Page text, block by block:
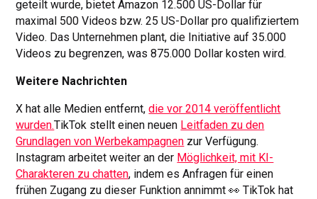
geteilt wurde, bietet Amazon 12.500 US-Dollar für
maximal 500 Videos bzw. 25 US-Dollar pro qualifiziertem
Video. Das Unternehmen plant, die Initiative auf 35.000
Videos zu begrenzen, was 875.000 Dollar kosten wird.
Weitere Nachrichten
X hat alle Medien entfernt,die vor 2014 veröffentlicht
wurden.TikTok stellt einen neuen Leitfaden zu den
Grundlagen von Werbekampagnen zur Verfügung.
Instagram arbeitet weiter an der Möglichkeit, mit KI-
Charakteren zu chatten, indem es Anfragen für einen
frühen Zugang zu dieser Funktion annimmt 👀 TikTok hat